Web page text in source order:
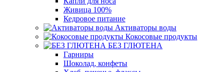
Живица 100%
Кедровое питание
Активаторы воды
Кокосовые продукты
БЕЗ ГЛЮТЕНА
Гарниры
Шоколад, конфеты